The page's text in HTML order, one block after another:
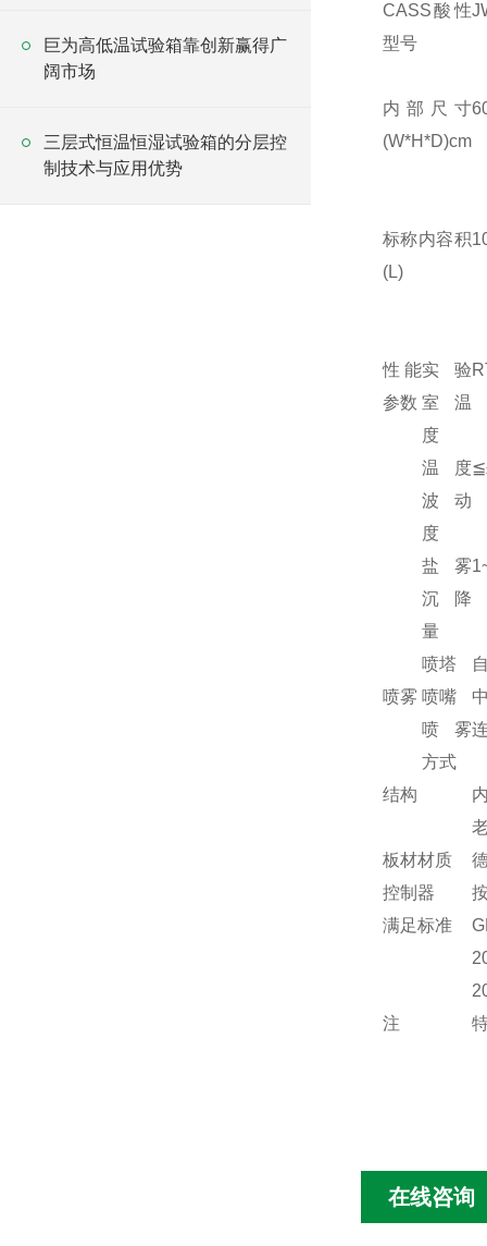
巨为高低温试验箱靠创新赢得广
阔市场
三层式恒温恒湿试验箱的分层控
制技术与应用优势
CASS酸性
型号
内部尺寸
(W*H*D)cm
标称内容积
(L)
性能
参数
实验
室温
度
温度
波动
度
盐雾
沉降
量
喷雾
喷塔
喷嘴
喷雾
方式
结构
板材材质
控制器
满足标准
注
在线咨询